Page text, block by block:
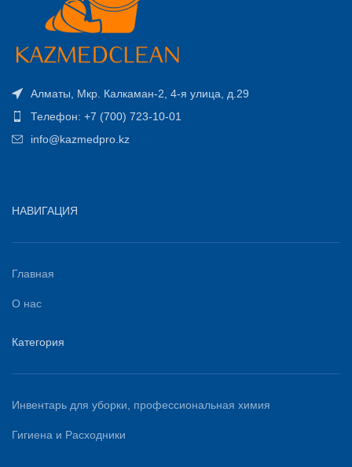
Алматы, Мкр. Калкаман-2, 4-я улица, д.29
Телефон: +7 (700) 723-10-01
info@kazmedpro.kz
НАВИГАЦИЯ
Главная
О нас
Категория
Инвентарь для уборки, профессиональная химия
Гигиена и Расходники